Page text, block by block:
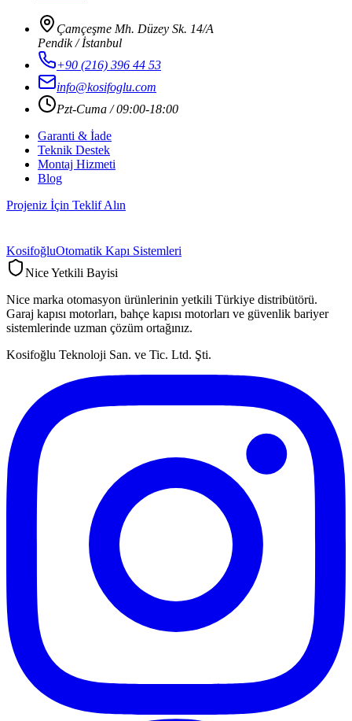
Çamçeşme Mh. Düzey Sk. 14/A
Pendik / İstanbul
+90 (216) 396 44 53
info@kosifoglu.com
Pzt-Cuma / 09:00-18:00
Garanti & İade
Teknik Destek
Montaj Hizmeti
Blog
Projeniz İçin Teklif Alın
KosifoğluOtomatik Kapı Sistemleri
Nice Yetkili Bayisi
Nice marka otomasyon ürünlerinin yetkili Türkiye distribütörü.
Garaj kapısı motorları, bahçe kapısı motorları ve güvenlik bariyer
sistemlerinde uzman çözüm ortağınız.
Kosifoğlu Teknoloji San. ve Tic. Ltd. Şti.